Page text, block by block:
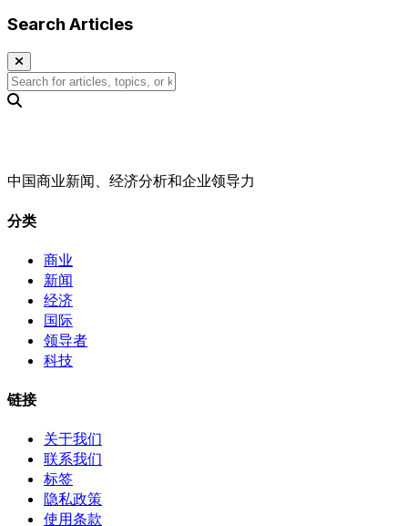
Search Articles
中国商业新闻、经济分析和企业领导力
分类
商业
新闻
经济
国际
领导者
科技
链接
关于我们
联系我们
标签
隐私政策
使用条款